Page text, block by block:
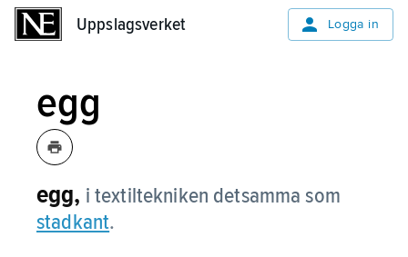
Uppslagsverket Logga in
egg
egg, i textiltekniken detsamma som
stadkant.